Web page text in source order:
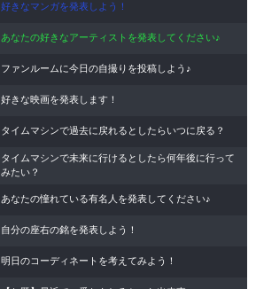
好きなマンガを発表しよう！
あなたの好きなアーティストを発表してください♪
ファンルームに今日の自撮りを投稿しよう♪
好きな映画を発表します！
タイムマシンで過去に戻れるとしたらいつに戻る？
タイムマシンで未来に行けるとしたら何年後に行って
みたい？
あなたの憧れている有名人を発表してください♪
自分の座右の銘を発表しよう！
明日のコーディネートを考えてみよう！